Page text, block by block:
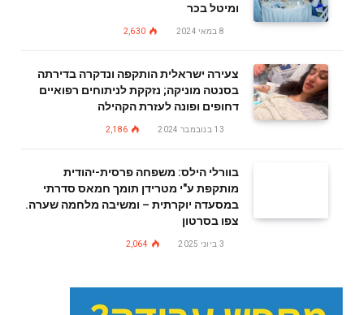
ומיטל בכר
8 במאי 2024 2,630
צעירה ישראלית הותקפה ונדקרה בדירתה
בסנטה מוניקה; נזקקת לניתוחים רפואיים
דחופים ופונה לעזרת הקהילה
13 בנובמבר 2024 2,186
בוורלי הילס: משפחה פרסית-יהודית
מותקפת ע"י מטרידן תומך חמאס סדרתי
במסעדה יוקרתית – ומשיבה מלחמה שערה.
צפו בסרטון
3 ביוני 2025 2,064